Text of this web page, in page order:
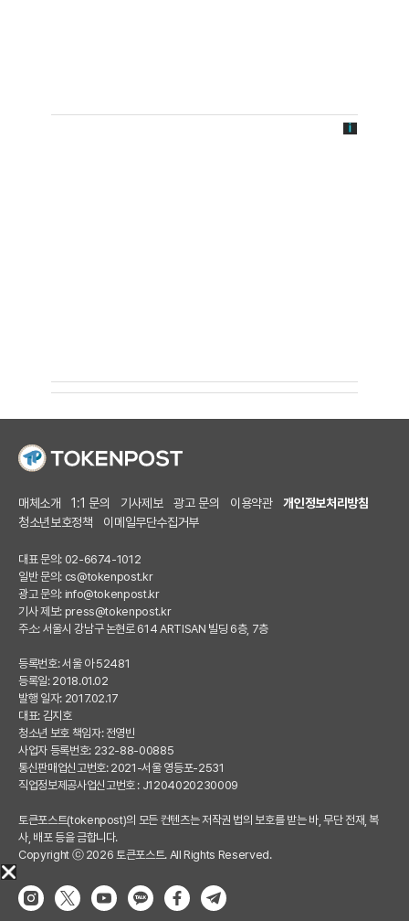
매체소개 1:1 문의 기사제보 광고 문의 이용약관
개인정보처리방침
청소년보호정책
이메일무단수집거부
대표 문의: 02-6674-1012
일반 문의: cs@tokenpost.kr
광고 문의: info@tokenpost.kr
기사 제보: press@tokenpost.kr
주소: 서울시 강남구 논현로 614 ARTISAN 빌딩 6층, 7층
등록번호: 서울 아 52481
등록일: 2018.01.02
발행 일자: 2017.02.17
대표: 김지호
청소년 보호 책임자: 전영빈
사업자 등록번호: 232-88-00885
통신판매업신고번호: 2021-서울 영등포-2531
직업정보제공사업신고번호 : J1204020230009
토큰포스트(tokenpost)의 모든 컨텐츠는 저작권 법의 보호를 받는 바, 무단 전재, 복
사, 배포 등을 금합니다.
Copyright ⓒ 2026 토큰포스트. All Rights Reserved.